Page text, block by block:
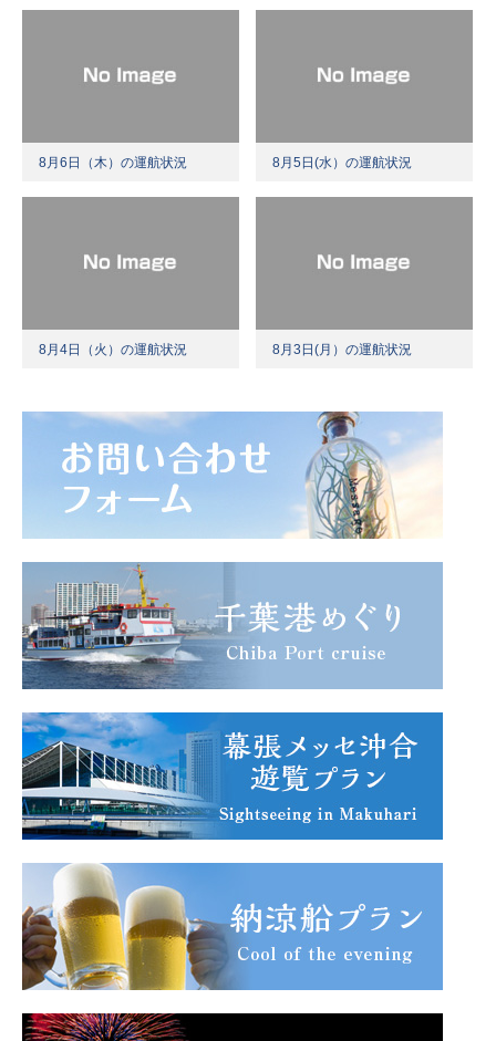
8月6日（木）の運航状況 8月5日(水）の運航状況
8月4日（火）の運航状況 8月3日(月）の運航状況